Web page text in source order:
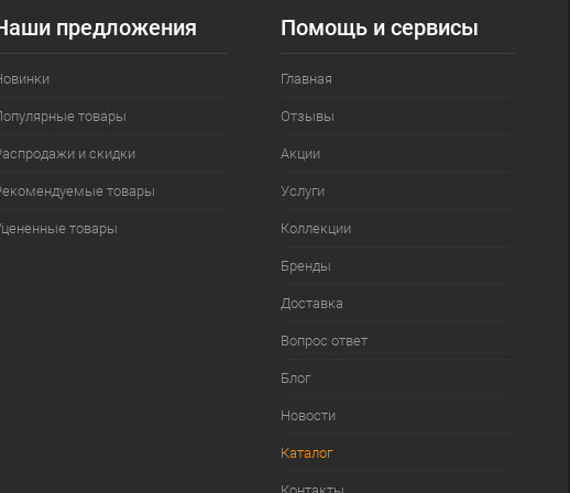
предложения
товары
и скидки
товары
товары
Помощь и сервисы
Главная
Отзывы
Акции
Услуги
Коллекции
Бренды
Доставка
Вопрос ответ
Блог
Новости
Каталог